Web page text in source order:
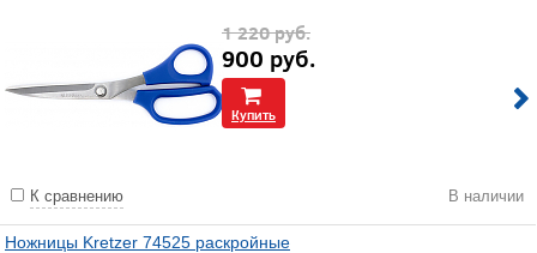
1 220руб.
900 руб.
Купить
К сравнению В наличии
Ножницы Kretzer 74525 раскройные